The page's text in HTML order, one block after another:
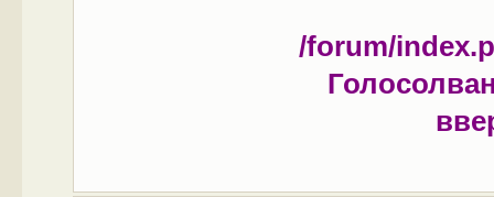
/forum/